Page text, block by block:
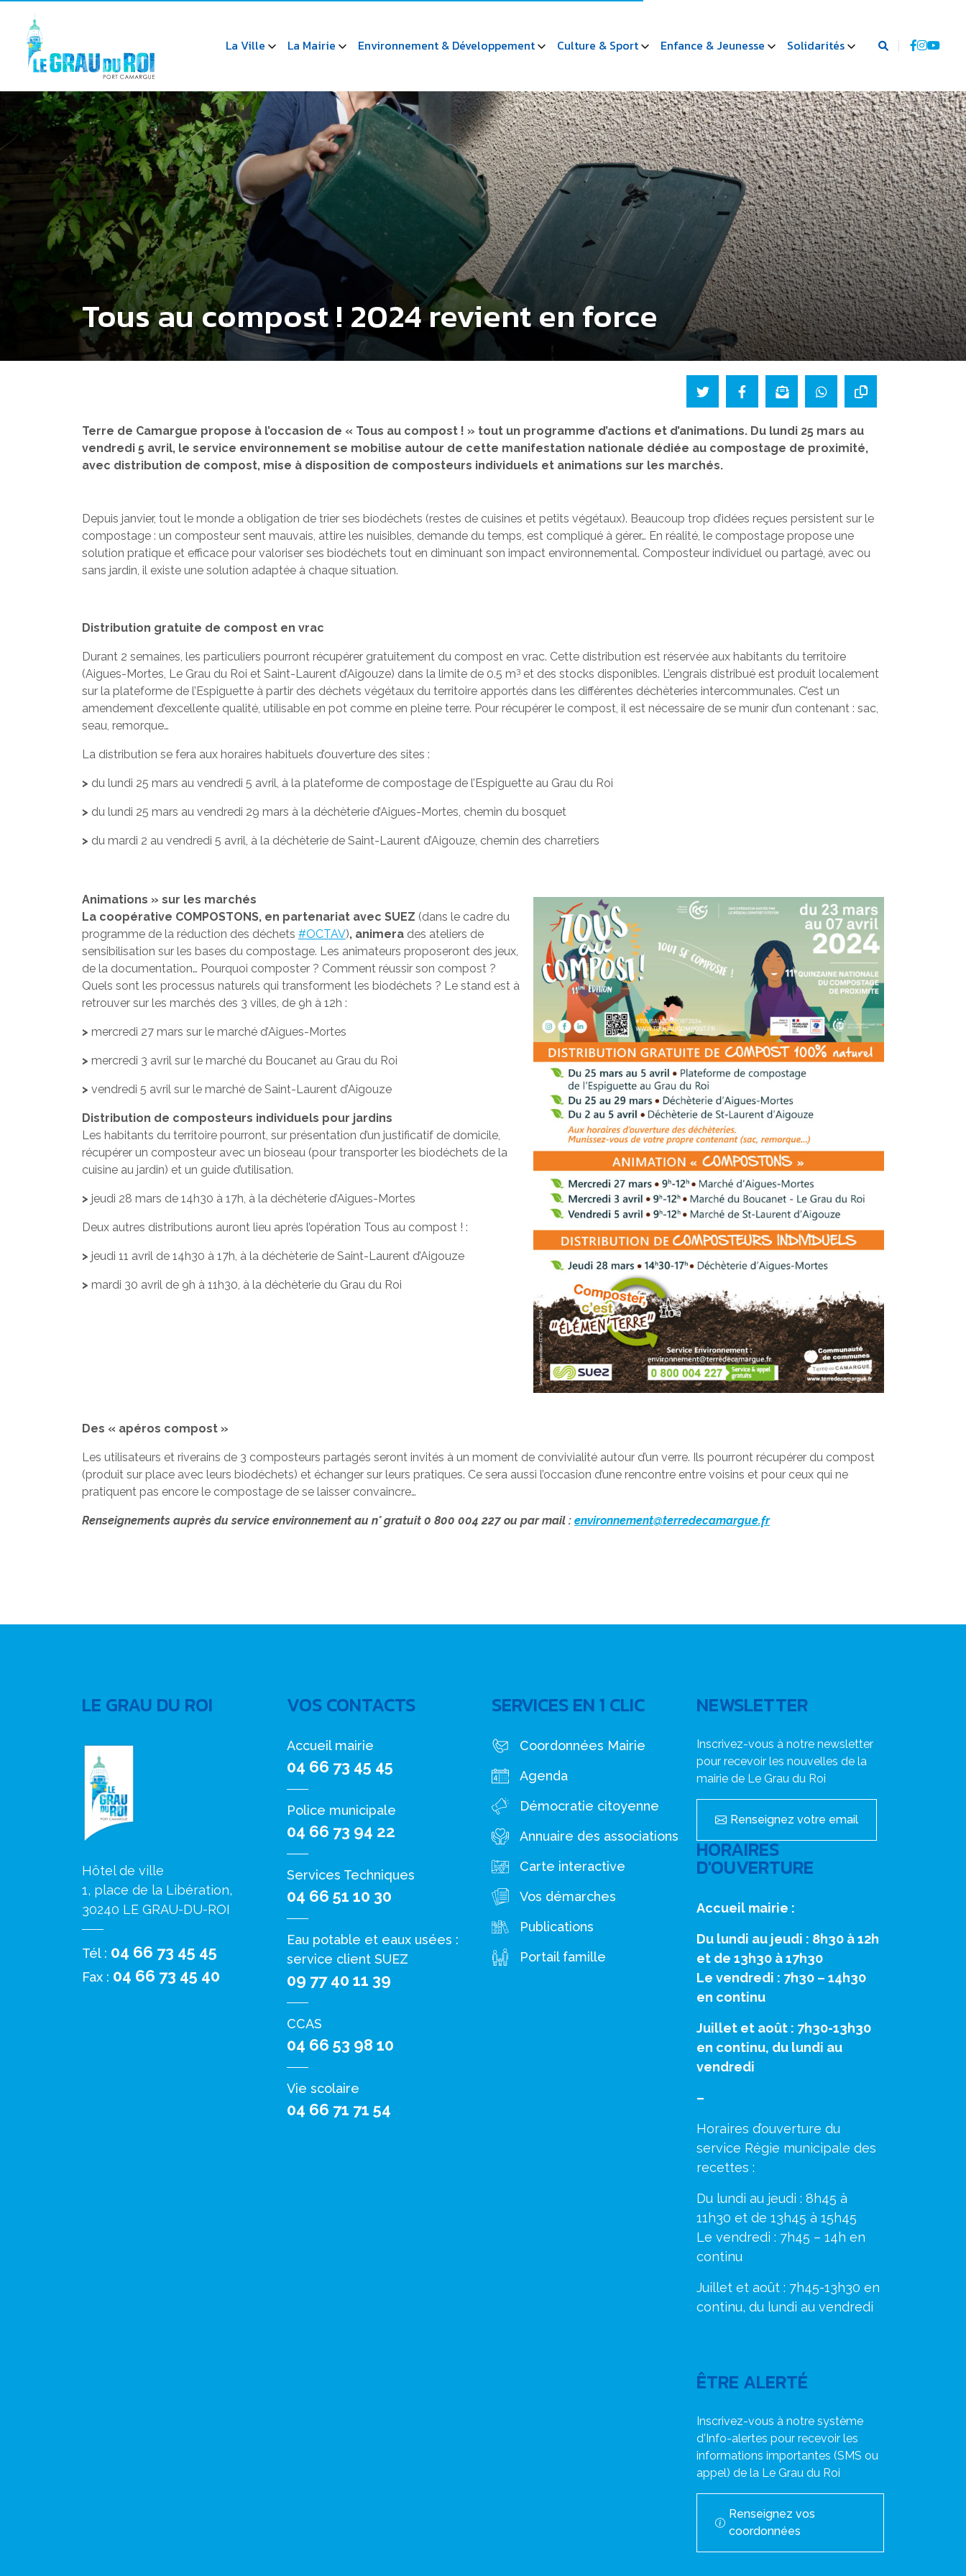
La Ville La Mairie Environnement & Développement Culture & Sport Enfance & Jeunesse Solidarités
Tous au compost ! 2024 revient en force
Terre de Camargue propose à l’occasion de « Tous au compost ! » tout un programme d’actions et d’animations. Du lundi 25 mars au
vendredi 5 avril, le service environnement se mobilise autour de cette manifestation nationale dédiée au compostage de proximité,
avec distribution de compost, mise à disposition de composteurs individuels et animations sur les marchés.
Depuis janvier, tout le monde a obligation de trier ses biodéchets (restes de cuisines et petits végétaux). Beaucoup trop d’idées reçues persistent sur le
compostage : un composteur sent mauvais, attire les nuisibles, demande du temps, est compliqué à gérer… En réalité, le compostage propose une
solution pratique et efficace pour valoriser ses biodéchets tout en diminuant son impact environnemental. Composteur individuel ou partagé, avec ou
sans jardin, il existe une solution adaptée à chaque situation.
Distribution gratuite de compost en vrac
Durant 2 semaines, les particuliers pourront récupérer gratuitement du compost en vrac. Cette distribution est réservée aux habitants du territoire
(Aigues-Mortes, Le Grau du Roi et Saint-Laurent d’Aigouze) dans la limite de 0.5 m3 et des stocks disponibles. L’engrais distribué est produit localement
sur la plateforme de l’Espiguette à partir des déchets végétaux du territoire apportés dans les différentes déchèteries intercommunales. C’est un
amendement d’excellente qualité, utilisable en pot comme en pleine terre. Pour récupérer le compost, il est nécessaire de se munir d’un contenant : sac,
seau, remorque…
La distribution se fera aux horaires habituels d’ouverture des sites :
> du lundi 25 mars au vendredi 5 avril, à la plateforme de compostage de l’Espiguette au Grau du Roi
> du lundi 25 mars au vendredi 29 mars à la déchèterie d’Aigues-Mortes, chemin du bosquet
> du mardi 2 au vendredi 5 avril, à la déchèterie de Saint-Laurent d’Aigouze, chemin des charretiers
Animations » sur les marchés
La coopérative COMPOSTONS, en partenariat avec SUEZ (dans le cadre du
programme de la réduction des déchets #OCTAV), animera des ateliers de
sensibilisation sur les bases du compostage. Les animateurs proposeront des jeux,
de la documentation… Pourquoi composter ? Comment réussir son compost ?
Quels sont les processus naturels qui transforment les biodéchets ? Le stand est à
retrouver sur les marchés des 3 villes, de 9h à 12h :
> mercredi 27 mars sur le marché d’Aigues-Mortes
> mercredi 3 avril sur le marché du Boucanet au Grau du Roi
> vendredi 5 avril sur le marché de Saint-Laurent d’Aigouze
Distribution de composteurs individuels pour jardins
Les habitants du territoire pourront, sur présentation d’un justificatif de domicile,
récupérer un composteur avec un bioseau (pour transporter les biodéchets de la
cuisine au jardin) et un guide d’utilisation.
> jeudi 28 mars de 14h30 à 17h, à la déchèterie d’Aigues-Mortes
Deux autres distributions auront lieu après l’opération Tous au compost ! :
> jeudi 11 avril de 14h30 à 17h, à la déchèterie de Saint-Laurent d’Aigouze
> mardi 30 avril de 9h à 11h30, à la déchèterie du Grau du Roi
Des « apéros compost »
Les utilisateurs et riverains de 3 composteurs partagés seront invités à un moment de convivialité autour d’un verre. Ils pourront récupérer du compost
(produit sur place avec leurs biodéchets) et échanger sur leurs pratiques. Ce sera aussi l’occasion d’une rencontre entre voisins et pour ceux qui ne
pratiquent pas encore le compostage de se laisser convaincre…
Renseignements auprès du service environnement au n° gratuit 0 800 004 227 ou par mail : environnement@terredecamargue.fr
LE GRAU DU ROI
Hôtel de ville
1, place de la Libération,
30240 LE GRAU-DU-ROI
Tél : 04 66 73 45 45
Fax : 04 66 73 45 40
VOS CONTACTS
Accueil mairie
04 66 73 45 45
Police municipale
04 66 73 94 22
Services Techniques
04 66 51 10 30
Eau potable et eaux usées :
service client SUEZ
09 77 40 11 39
CCAS
04 66 53 98 10
Vie scolaire
04 66 71 71 54
SERVICES EN 1 CLIC
Coordonnées Mairie
Agenda
Démocratie citoyenne
Annuaire des associations
Carte interactive
Vos démarches
Publications
Portail famille
NEWSLETTER
Inscrivez-vous à notre newsletter
pour recevoir les nouvelles de la
mairie de Le Grau du Roi
Renseignez votre email
HORAIRES
D'OUVERTURE
Accueil mairie :
Du lundi au jeudi : 8h30 à 12h
et de 13h30 à 17h30
Le vendredi : 7h30 – 14h30
en continu
Juillet et août : 7h30-13h30
en continu, du lundi au
vendredi
–
Horaires d’ouverture du
service Régie municipale des
recettes :
Du lundi au jeudi : 8h45 à
11h30 et de 13h45 à 15h45
Le vendredi : 7h45 – 14h en
continu
Juillet et août : 7h45-13h30 en
continu, du lundi au vendredi
ÊTRE ALERTÉ
Inscrivez-vous à notre système
d'Info-alertes pour recevoir les
informations importantes (SMS ou
appel) de la Le Grau du Roi
Renseignez vos
coordonnées